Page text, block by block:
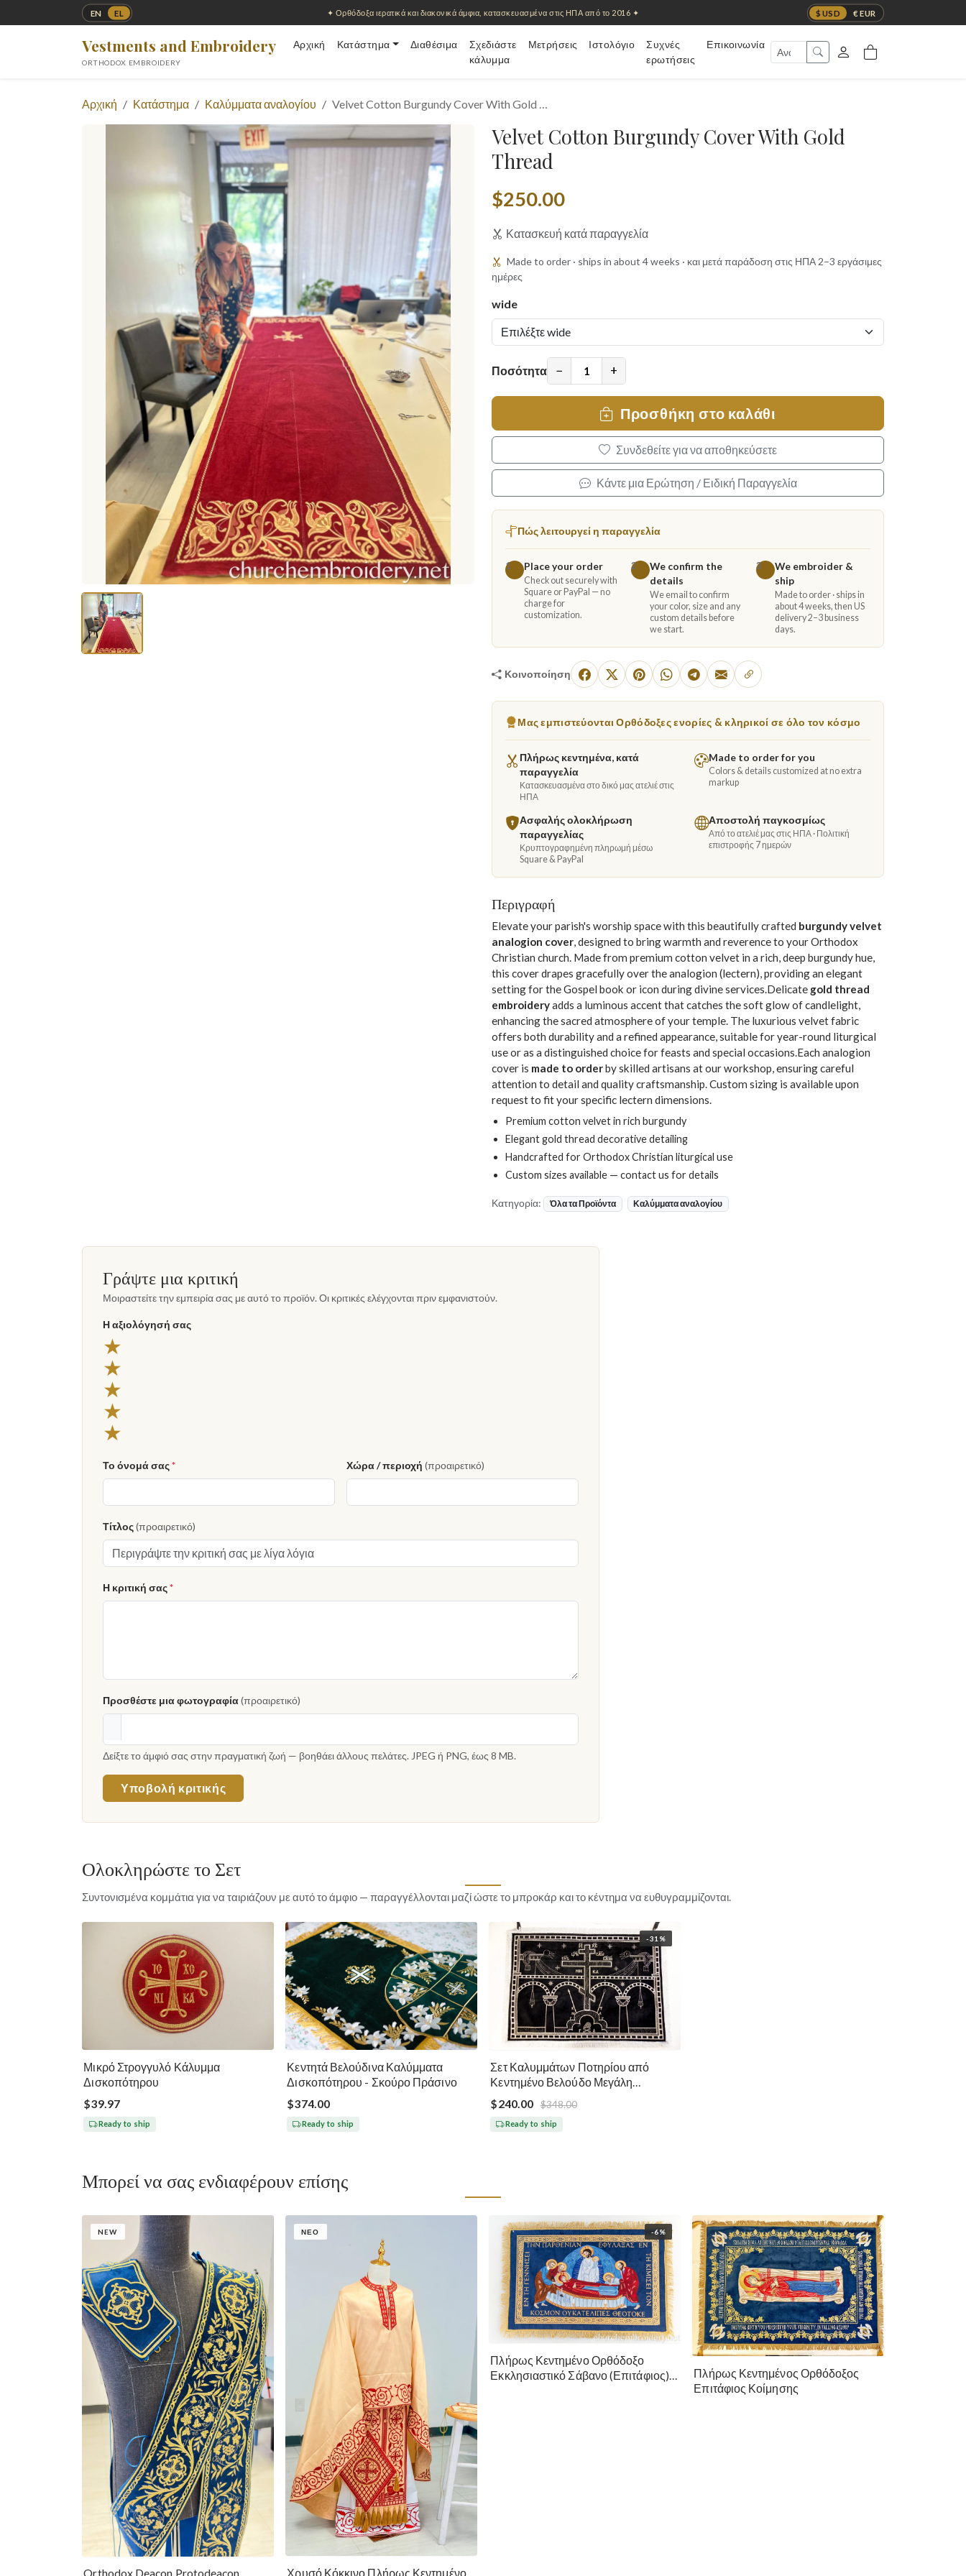
EN EL $ USD € EUR
✦ Ορθόδοξα ιερατικά και διακονικά άμφια, κατασκευασμένα στις ΗΠΑ από το 2016 ✦
Vestments and Embroidery
ORTHODOX EMBROIDERY
Αρχική Κατάστημα Διαθέσιμα
Σχεδιάστε
κάλυμμα
Μετρήσεις Ιστολόγιο
Συχνές
ερωτήσεις
Επικοινωνία
Αρχική Κατάστημα Καλύμματα αναλογίου Velvet Cotton Burgundy Cover With Gold …
Velvet Cotton Burgundy Cover With Gold
Thread
$250.00
Κατασκευή κατά παραγγελία
Made to order · ships in about 4 weeks · και μετά παράδοση στις ΗΠΑ 2–3 εργάσιμες
ημέρες
wide
Ποσότητα − +
Προσθήκη στο καλάθι
Συνδεθείτε για να αποθηκεύσετε
Κάντε μια Ερώτηση / Ειδική Παραγγελία
Πώς λειτουργεί η παραγγελία
1 Place your order
Check out securely with
Square or PayPal — no
charge for
customization.
2
We confirm the
details
We email to confirm
your color, size and any
custom details before
we start.
3
We embroider &
ship
Made to order · ships in
about 4 weeks, then US
delivery 2–3 business
days.
Κοινοποίηση
Μας εμπιστεύονται Ορθόδοξες ενορίες & κληρικοί σε όλο τον κόσμο
Πλήρως κεντημένα, κατά
παραγγελία
Κατασκευασμένα στο δικό μας ατελιέ στις
ΗΠΑ
Made to order for you
Colors & details customized at no extra
markup
Ασφαλής ολοκλήρωση
παραγγελίας
Κρυπτογραφημένη πληρωμή μέσω
Square & PayPal
Αποστολή παγκοσμίως
Από το ατελιέ μας στις ΗΠΑ · Πολιτική
επιστροφής 7 ημερών
Περιγραφή
Elevate your parish's worship space with this beautifully crafted burgundy velvet
analogion cover, designed to bring warmth and reverence to your Orthodox
Christian church. Made from premium cotton velvet in a rich, deep burgundy hue,
this cover drapes gracefully over the analogion (lectern), providing an elegant
setting for the Gospel book or icon during divine services.Delicate gold thread
embroideryadds a luminous accent that catches the soft glow of candlelight,
enhancing the sacred atmosphere of your temple. The luxurious velvet fabric
offers both durability and a refined appearance, suitable for year-round liturgical
use or as a distinguished choice for feasts and special occasions.Each analogion
cover is made to orderby skilled artisans at our workshop, ensuring careful
attention to detail and quality craftsmanship. Custom sizing is available upon
request to fit your specific lectern dimensions.
Premium cotton velvet in rich burgundy
Elegant gold thread decorative detailing
Handcrafted for Orthodox Christian liturgical use
Custom sizes available — contact us for details
Κατηγορία: Όλα τα Προϊόντα Καλύμματα αναλογίου
Γράψτε μια κριτική
Μοιραστείτε την εμπειρία σας με αυτό το προϊόν. Οι κριτικές ελέγχονται πριν εμφανιστούν.
Η αξιολόγησή σας
★
★
★
★
★
Το όνομά σας* Χώρα / περιοχή (προαιρετικό)
Τίτλος(προαιρετικό)
Η κριτική σας*
Προσθέστε μια φωτογραφία(προαιρετικό)
Δείξτε το άμφιό σας στην πραγματική ζωή — βοηθάει άλλους πελάτες. JPEG ή PNG, έως 8 MB.
Υποβολή κριτικής
Ολοκληρώστε το Σετ
Συντονισμένα κομμάτια για να ταιριάζουν με αυτό το άμφιο — παραγγέλλονται μαζί ώστε το μπροκάρ και το κέντημα να ευθυγραμμίζονται.
Μικρό Στρογγυλό Κάλυμμα
Δισκοπότηρου
$39.97
Ready to ship
Κεντητά Βελούδινα Καλύμματα
Δισκοπότηρου - Σκούρο Πράσινο
$374.00
Ready to ship
-31%
Σετ Καλυμμάτων Ποτηρίου από
Κεντημένο Βελούδο Μεγάλη
Σαρακοστή - Μαύρο Ασημί Χρυσό
$240.00 $348.00
Ready to ship
Μπορεί να σας ενδιαφέρουν επίσης
NEW
Orthodox Deacon Protodeacon
ΝΈΟ
Χρυσό Κόκκινο Πλήρως Κεντημένο
-6%
Πλήρως Κεντημένο Ορθόδοξο
Εκκλησιαστικό Σάβανο (Επιτάφιος)
Πλήρως Κεντημένος Ορθόδοξος
Επιτάφιος Κοίμησης